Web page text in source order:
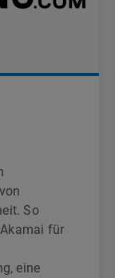
So
für
eine